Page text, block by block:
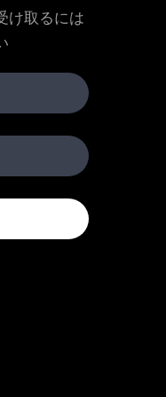
け取るには